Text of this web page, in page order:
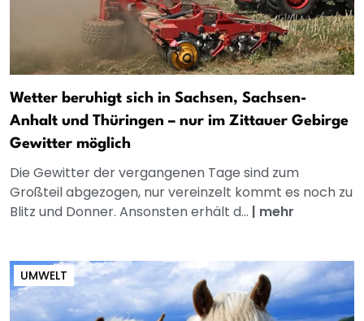
Wetter beruhigt sich in Sachsen, Sachsen-
Anhalt und Thüringen – nur im Zittauer Gebirge
Gewitter möglich
Die Gewitter der vergangenen Tage sind zum
Großteil abgezogen, nur vereinzelt kommt es noch zu
Blitz und Donner. Ansonsten erhält d... | mehr
UMWELT